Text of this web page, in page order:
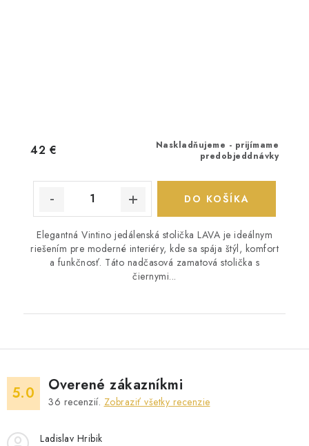
Naskladňujeme - prijímame
predobjeddnávky
42 €
DO KOŠÍKA
Elegantná Vintino jedálenská stolička LAVA je ideálnym
riešením pre moderné interiéry, kde sa spája štýl, komfort
a funkčnosť. Táto nadčasová zamatová stolička s
čiernymi...
5.0 Overené zákazníkmi
36 recenzií. Zobraziť všetky recenzie
Ladislav Hribik